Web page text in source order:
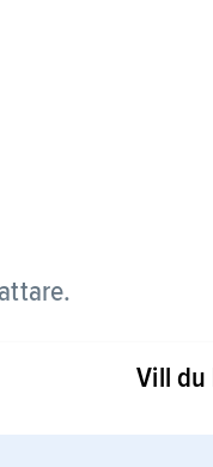
för sin
den svenska
Vill du